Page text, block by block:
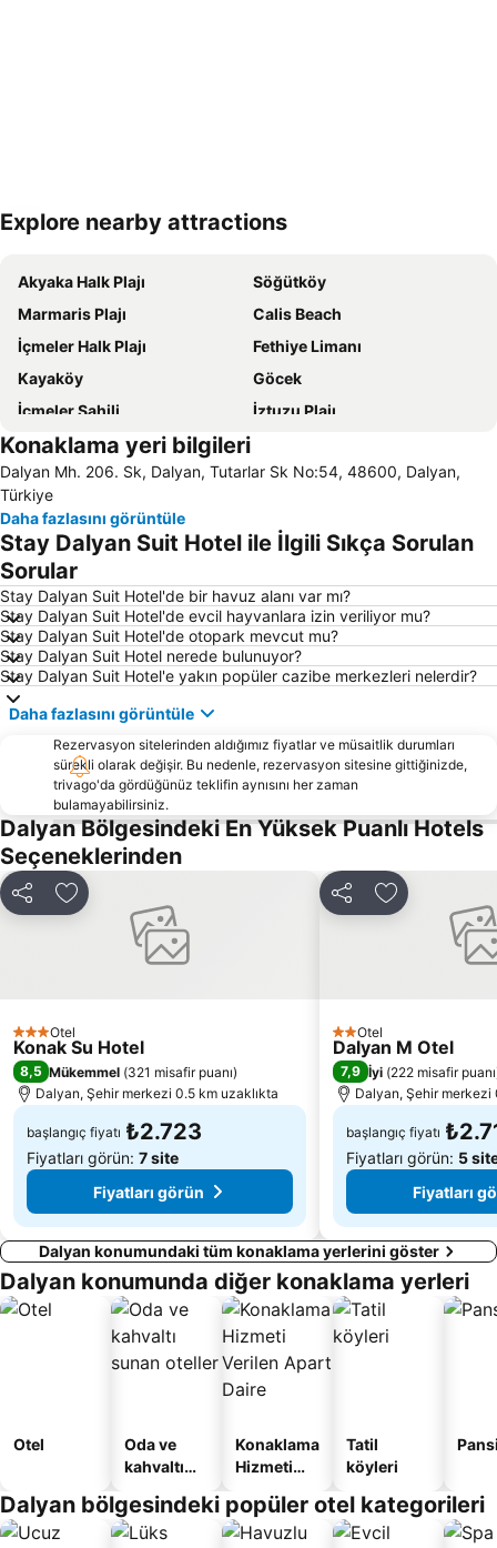
Haritayı genişlet
Explore nearby attractions
Akyaka Halk Plajı
Söğütköy
Marmaris Plajı
Calis Beach
İçmeler Halk Plajı
Fethiye Limanı
Kayaköy
Göcek
İçmeler Sahili
İztuzu Plajı
Kötekli
Sultaniye Kaplıcaları
Dalaman Airport
Marmaris Limanı
Yanıklar
Sedir Adası
Barlar Sokağı
Aqua Dream Su Parkı
Sarsala Koyu
Bördübet
Muğla Otobüs Terminali
Akyaka Tren Garı
Sea Turtle Research Rescue and Rehabilitation Centre
Marmaris Yacht Marina
Göcek Club Marina
Göcek Belediye Marina
Atlantis Su Parkı
Blue Point Plajı
Ece Saray Marina
Club Mistral Martı Marina Halk Plajı
Marmaris Otobüs Terminali
Netsel Marina Marmaris
Dalyanağzı
Marmaris fountain
Skopea Marina
İbrahim Ağa Cami
Konaklama yeri bilgileri
Dalyan Mh. 206. Sk, Dalyan, Tutarlar Sk No:54, 48600, Dalyan,
Türkiye
Daha fazlasını görüntüle
Stay Dalyan Suit Hotel ile İlgili Sıkça Sorulan
Sorular
Stay Dalyan Suit Hotel'de bir havuz alanı var mı?
Stay Dalyan Suit Hotel'de evcil hayvanlara izin veriliyor mu?
Stay Dalyan Suit Hotel'de otopark mevcut mu?
Stay Dalyan Suit Hotel nerede bulunuyor?
Stay Dalyan Suit Hotel'e yakın popüler cazibe merkezleri nelerdir?
Daha fazlasını görüntüle
Rezervasyon sitelerinden aldığımız fiyatlar ve müsaitlik durumları
sürekli olarak değişir. Bu nedenle, rezervasyon sitesine gittiğinizde,
trivago'da gördüğünüz teklifin aynısını her zaman
bulamayabilirsiniz.
Dalyan Bölgesindeki En Yüksek Puanlı Hotels
Seçeneklerinden
Paylaş Favorilerime ekle
3 Yıldız
Otel
Konak Su Hotel
8,5 Mükemmel (321 misafir puanı)
Dalyan, Şehir merkezi 0.5 km uzaklıkta
başlangıç fiyatı ₺2.723
Fiyatları görün: 7 site
Fiyatları görün
Paylaş Favorilerime
2 Yıldız
Otel
Dalyan M Otel
7,9 İyi (222 misafir puanı
Dalyan, Şehir merkezi
başlangıç fiyatı
Fiyatları görün: 5
Fiyatları
Dalyan konumundaki tüm konaklama yerlerini göster
Dalyan konumunda diğer konaklama yerleri
Otel
Oda ve
kahvaltı
oteller
Konaklama
Hizmeti
Apart
Daire
Tatil
köyleri
Dalyan bölgesindeki popüler otel kategorileri